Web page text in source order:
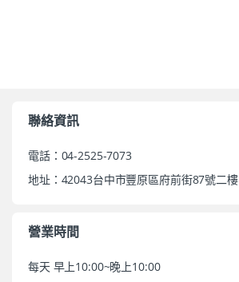
聯絡資訊
電話：04-2525-7073
地址：42043台中市豐原區府前街87號二樓
營業時間
每天 早上10:00~晚上10:00